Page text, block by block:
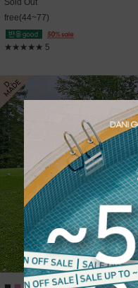
Sold Out
free(44~77)
★★★★★ 5